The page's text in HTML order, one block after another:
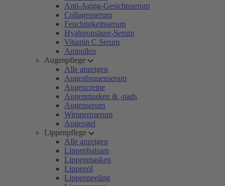
Anti-Aging-Gesichtsserum
Collagenserum
Feuchtigkeitsserum
Hyaluronsäure-Serum
Vitamin C Serum
Ampullen
Augenpflege
Alle anzeigen
Augenbrauenserum
Augencreme
Augenmasken & -pads
Augenserum
Wimpernserum
Augengel
Lippenpflege
Alle anzeigen
Lippenbalsam
Lippenmasken
Lippenöl
Lippenpeeling